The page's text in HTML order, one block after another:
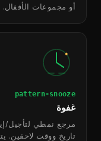
أو مجموعات الأقفال.
pattern-snooze
غفوة
مرجع نمطي لتأجيل/